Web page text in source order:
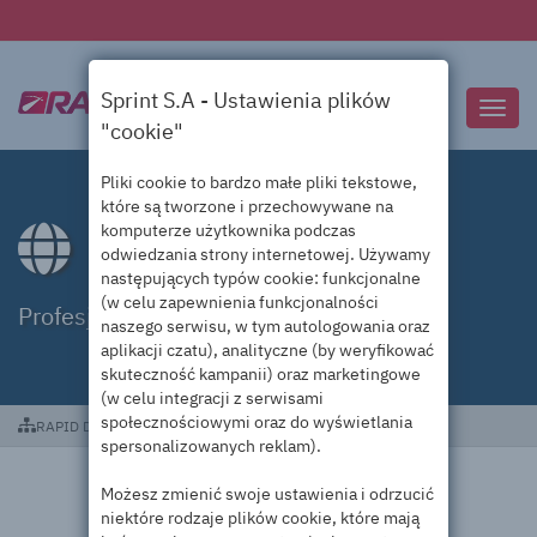
Domeny .vision
Profesjonalna obsługa domen .vision
RAPID DC Domeny .vision
Sprint S.A - Ustawienia plików
"cookie"
Pliki cookie to bardzo małe pliki tekstowe,
które są tworzone i przechowywane na
komputerze użytkownika podczas
odwiedzania strony internetowej. Używamy
następujących typów cookie: funkcjonalne
(w celu zapewnienia funkcjonalności
naszego serwisu, w tym autologowania oraz
aplikacji czatu), analityczne (by weryfikować
skuteczność kampanii) oraz marketingowe
(w celu integracji z serwisami
społecznościowymi oraz do wyświetlania
spersonalizowanych reklam).
Możesz zmienić swoje ustawienia i odrzucić
niektóre rodzaje plików cookie, które mają